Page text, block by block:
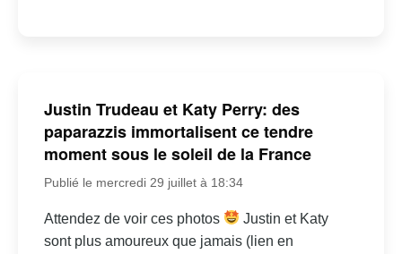
Justin Trudeau et Katy Perry: des
paparazzis immortalisent ce tendre
moment sous le soleil de la France
Publié le mercredi 29 juillet à 18:34
Attendez de voir ces photos
Justin et Katy
sont plus amoureux que jamais (lien en